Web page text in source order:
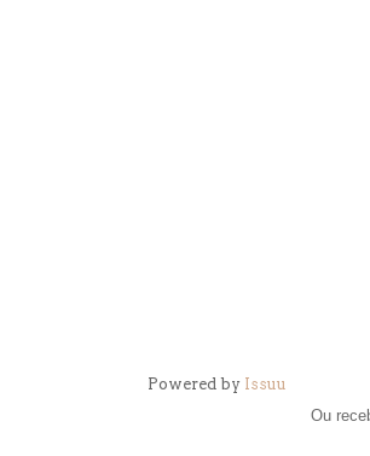
Powered by Issuu
Ou